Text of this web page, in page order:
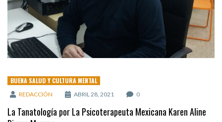
BUENA SALUD Y CULTURA MENTAL
REDACCIÓN ABRIL 28, 2021 0
La Tanatología por La Psicoterapeuta Mexicana Karen Aline